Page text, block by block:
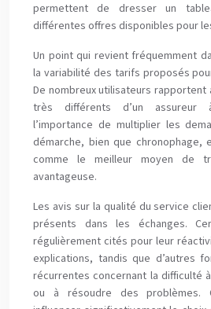
permettent de dresser un
différentes offres disponibles pour
Un point qui revient fréquemment
la variabilité des tarifs proposés
De nombreux utilisateurs
très différents d’un assureur
l’importance de multiplier les
démarche, bien que chronophage,
comme le meilleur moyen de
avantageuse.
Les avis sur la qualité du service
présents dans les échanges.
régulièrement cités pour leur
explications, tandis que d’autres
récurrentes concernant la difficulté
ou à résoudre des problèmes.